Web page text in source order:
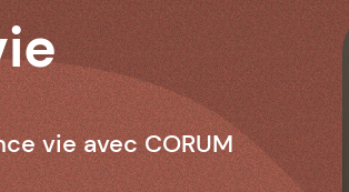
vie avec CORUM